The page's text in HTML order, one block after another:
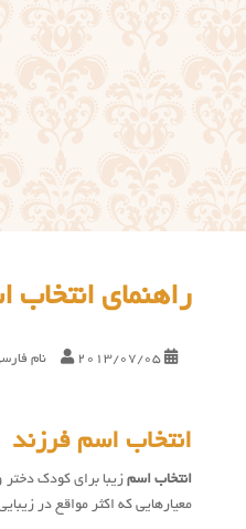
راهنمای
2013/07/05 نام
انتخاب اسم فرزند
انتخاب اسم زیبا برای کودک
معیارهایی که اکثر مواقع در